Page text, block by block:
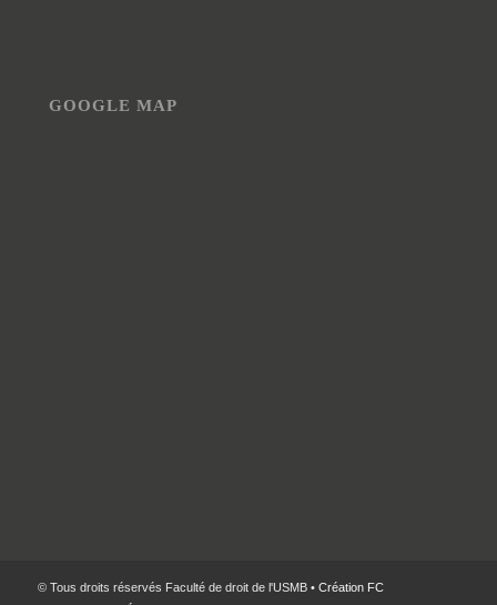
GOOGLE MAP
© Tous droits réservés Faculté de droit de l'USMB • Création FC